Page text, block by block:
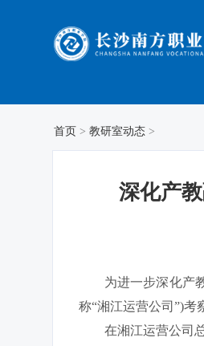
首页 >教研室动态 >
深化产
为进一步深化产
称“湘江运营公司”)考
在湘江运营公司